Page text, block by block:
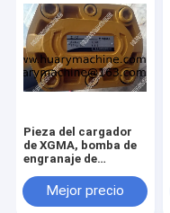
Pieza del cargador
de XGMA, bomba de
engranaje de
CBGq2063, bomba de
trabajo
Mejor precio